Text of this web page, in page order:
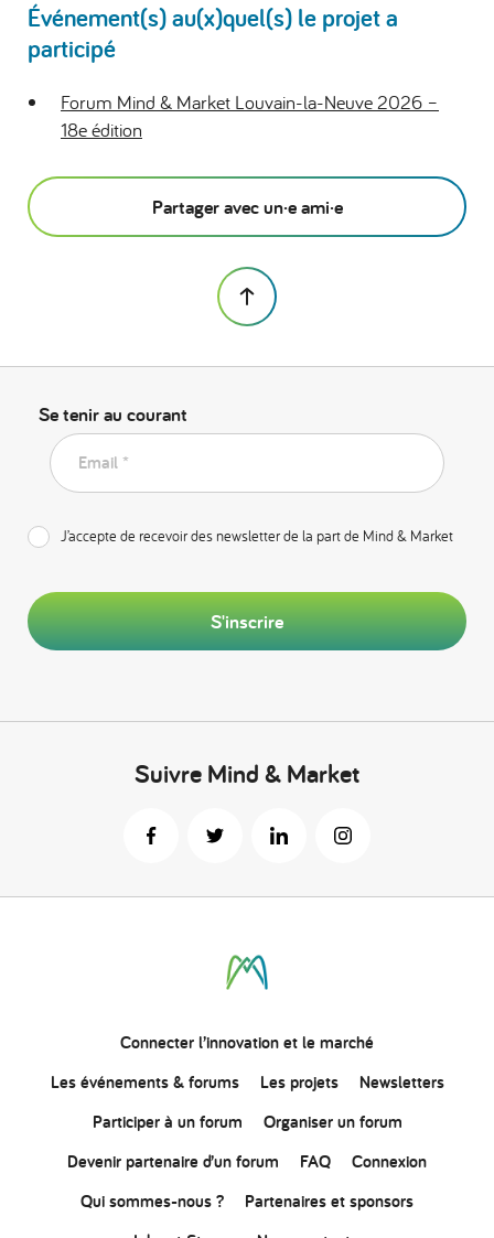
Événement(s) au(x)quel(s) le projet a
participé
Forum Mind & Market Louvain-la-Neuve 2026 –
18e édition
Partager avec un·e ami·e
Se tenir au courant
Email *
J’accepte de recevoir des newsletter de la part de Mind & Market
S'inscrire
Suivre Mind & Market
Connecterl’innovationet le marché
Les événements & forums
Les projets
Newsletters
Participer à un forum
Organiser un forum
Devenir partenaire d’un forum
FAQ
Connexion
Qui sommes-nous ?
Partenaires et sponsors